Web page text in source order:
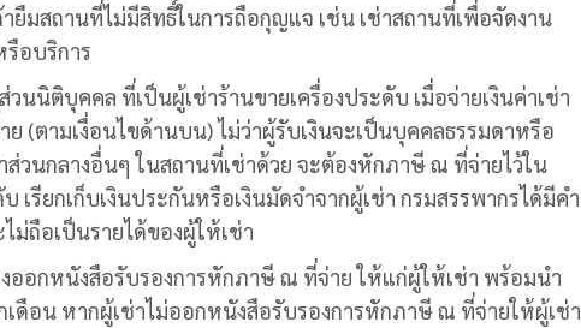
ยืมสถานที่ไม่มีสิทธิ์ในการถือกุญแจ เช่น เช่าสถานที่เพื่อจัดงาน
รือบริการ
นิติบุคคล ที่เป็นผู้เช่าร้านขายเครื่องประดับ เมื่อจ่ายเงินค่าเช่า
(ตามเงื่อนไขด้านบน) ไม่ว่าผู้รับเงินจะเป็นบุคคลธรรมดาหรือ
วนกลางอื่นๆ ในสถานที่เช่าด้วย จะต้องหักภาษี ณ ที่จ่ายไว้ใน
รียกเก็บเงินประกันหรือเงินมัดจำจากผู้เช่า กรมสรรพากรได้มีคำ
ถือเป็นรายได้ของผู้ให้เช่า
อกหนังสือรับรองการหักภาษี ณ ที่จ่าย ให้แก่ผู้ให้เช่า พร้อมนำ
ดือน หากผู้เช่าไม่ออกหนังสือรับรองการหักภาษี ณ ที่จ่ายให้ผู้เช่า